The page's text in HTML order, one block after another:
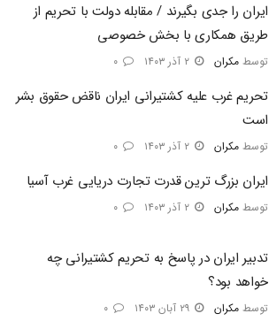
ایران را جدی بگیرند / مقابله دولت با تحریم از
طریق همکاری با بخش خصوصی
توسط مکران
تحریم‌ غرب علیه کشتیرانی ایران ناقض حقوق بشر
است
توسط مکران
ایران بزرگ ترین قدرت تجارت دریایی غرب آسیا
توسط مکران
تدبیر ایران در پاسخ به تحریم‌ کشتیرانی چه
خواهد بود؟
توسط مکران